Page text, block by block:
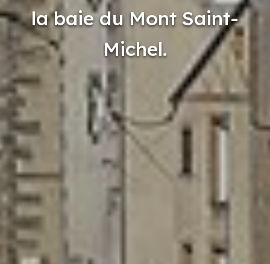
la baie du Mont Saint-
Michel.